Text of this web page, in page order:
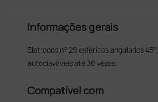
Informações gerais
Eletrodos n° 29 esféricos angulados 45°,
autoclaváveis até 30 vezes.
Compatível com